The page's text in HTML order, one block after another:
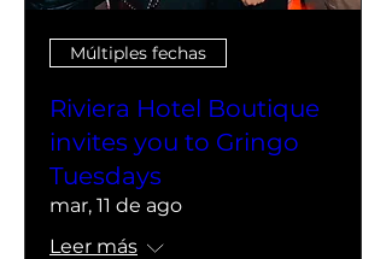
Múltiples fechas
Riviera Hotel Boutique
invites you to Gringo
Tuesdays
mar, 11 de ago
Leer más